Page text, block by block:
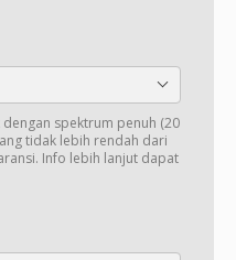
spektrum penuh (20
tidak lebih rendah dari
Info lebih lanjut dapat